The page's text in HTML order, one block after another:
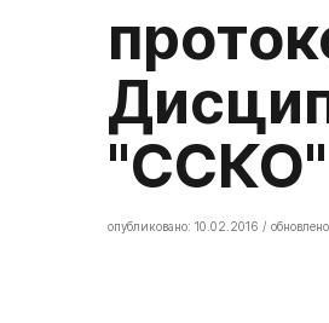
Протокол заседания
"ССКО"
опубликовано: 10.02.2016 /